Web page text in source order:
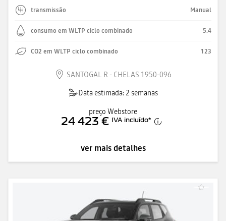
transmissão Manual
consumo em WLTP ciclo combinado 5.4
CO2 em WLTP ciclo combinado 123
SANTOGAL R - CHELAS 1950-096
Data estimada: 2 semanas
preço Webstore
24 423 € IVA incluído*
ver mais detalhes